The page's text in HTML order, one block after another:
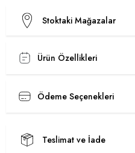
Stoktaki Mağazalar
Ürün Özellikleri
Ödeme Seçenekleri
Teslimat ve İade